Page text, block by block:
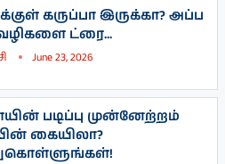
கருப்பா இருக்கா? அப்ப
ட்ரை...
June 23, 2026
படிப்பு முன்னேற்றம்
கையிலா?